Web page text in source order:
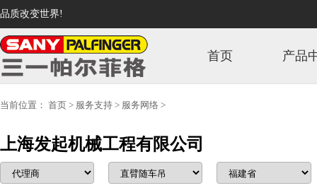
品质改变世界!
首页 产品
当前位置： 首页 > 服务支持 > 服务网络 >
上海发起机械工程有限公司